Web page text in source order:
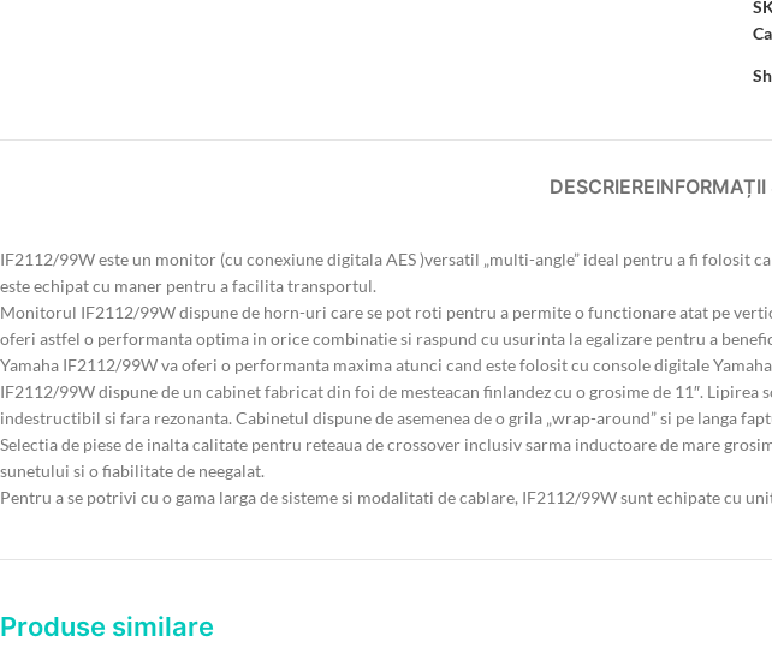
DESCRIERE
IF2112/99W este un monitor (cu conexiune digitala AES )versatil „multi-angle” ideal pentru a fi folosit
este echipat cu maner pentru a facilita transportul.
Monitorul IF2112/99W dispune de horn-uri care se pot roti pentru a permite o functionare atat pe
oferi astfel o performanta optima in orice combinatie si raspund cu usurinta la egalizare pentru a
Yamaha IF2112/99W va oferi o performanta maxima atunci cand este folosit cu console digitale
IF2112/99W dispune de un cabinet fabricat din foi de mesteacan finlandez cu o grosime de 11″.
indestructibil si fara rezonanta. Cabinetul dispune de asemenea de o grila „wrap-around” si pe langa
Selectia de piese de inalta calitate pentru reteaua de crossover inclusiv sarma inductoare de mare
sunetului si o fiabilitate de neegalat.
Pentru a se potrivi cu o gama larga de sisteme si modalitati de cablare, IF2112/99W sunt echipate cu
Produse similare